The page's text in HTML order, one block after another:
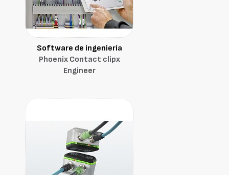
Software de ingeniería
Phoenix Contact clipx
Engineer